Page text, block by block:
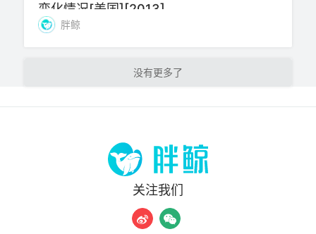
变化情况[美国][2013]
胖鲸
加载更多
关注我们